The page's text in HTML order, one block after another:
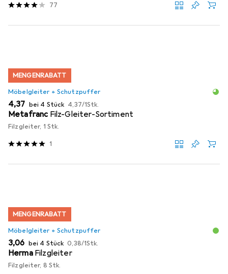
77
MENGENRABATT
Möbelgleiter + Schutzpuffer
EUR
4,37 bei 4 Stück EUR
4,37/1Stk.
Metafranc Filz-Gleiter-Sortiment
Filzgleiter, 1 Stk.
1
MENGENRABATT
Möbelgleiter + Schutzpuffer
EUR
3,06 bei 4 Stück EUR
0,38/1Stk.
Herma Filzgleiter
Filzgleiter, 8 Stk.